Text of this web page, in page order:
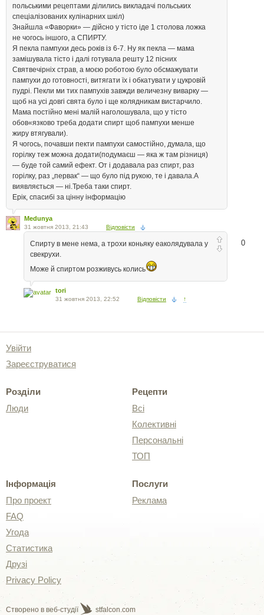
польськими рецептами ділились викладачі польських
спеціалізованих кулінарних шкіл)
Знайшла «Фаворки» — дійсно у тісто іде 1 столова ложка
не чогось іншого, а СПИРТУ.
Я пекла пампухи десь років із 6-7. Ну як пекла — мама
замішувала тісто і далі готувала решту 12 пісних
Святвечірніх страв, а моєю роботою було обсмажувати
пампухи до готовності, витягати їх і обкатувати у цукровій
пудрі. Пекли ми тих пампухів завжди величезну виварку —
щоб на усі довгі свята було і ще колядникам вистарчило.
Мама постійно мені малій наголошувала, що у тісто
обов«язково треба додати спирт щоб пампухи менше
жиру втягували).
Я чогось, почавши пекти пампухи самостійно, думала, що
горілку теж можна додати(подумаєш — яка ж там різниця)
— буде той самий ефект. От і додавала раз спирт, раз
горілку, раз „первак“ — що було під рукою, те і давала.А
виявляється — ні.Треба таки спирт.
Ерік, спасибі за цінну інформацію
Medunya
31 жовтня 2013, 21:43 Відповісти
0
Спирту в мене нема, а трохи коньяку еаколядувала у
свекрухи.
Може й спиртом розживусь колись
tori
31 жовтня 2013, 22:52 Відповісти ↑
Увійти
Зареєструватися
Розділи
Люди
Рецепти
Всі
Колективні
Персональні
ТОП
Інформація
Про проект
FAQ
Угода
Статистика
Друзі
Privacy Policy
Послуги
Реклама
Створено в веб-студії stfalcon.com